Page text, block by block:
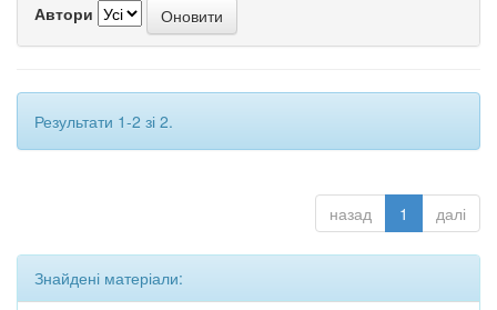
Автори
Результати 1-2 зі 2.
назад 1 далі
Знайдені матеріали: